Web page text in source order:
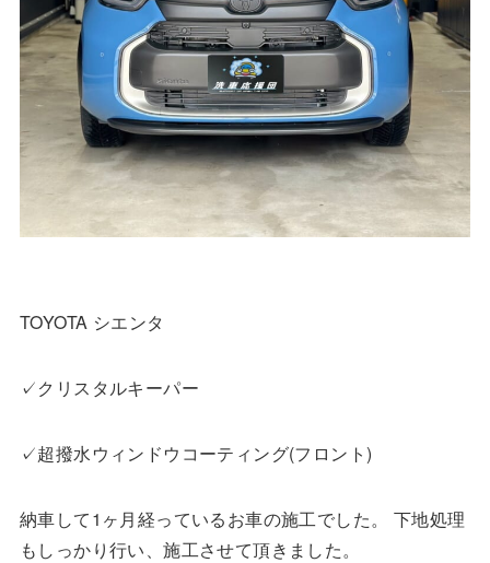
TOYOTA シエンタ
✓クリスタルキーパー
✓超撥水ウィンドウコーティング(フロント)
納車して1ヶ月経っているお車の施工でした。 下地処理
もしっかり行い、施工させて頂きました。